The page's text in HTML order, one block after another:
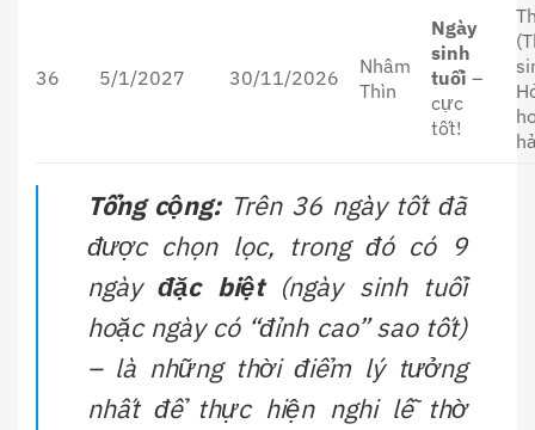
36 5/1/2027 30/11/2026
Nhâm
Thìn
Ngày
sinh
tuổi –
cực
tốt!
Tổng cộng:Trên 36 ngày tốt đã
được chọn lọc, trong đó có 9
ngày đặc biệt(ngày sinh tuổi
hoặc ngày có “đỉnh cao” sao tốt)
– là những thời điểm lý tưởng
nhất để thực hiện nghi lễ thờ